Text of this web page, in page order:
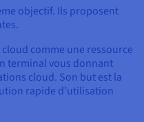
objectif. Ils proposent
comme une ressource
terminal vous donnant
cloud. Son but est la
rapide d’utilisation